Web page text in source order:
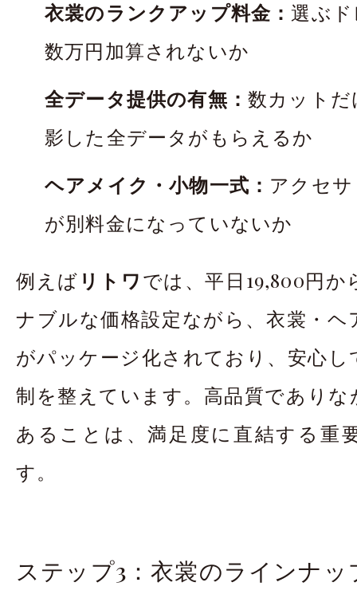
衣裳のランクアップ料金：選ぶ
数万円加算されないか
全データ提供の有無： 数カット
影した全データがもらえるか
ヘアメイク・小物一式： アクセ
が別料金になっていないか
例えば リトワでは、平日19,800円
ナブルな価格設定ながら、衣裳・ヘ
がパッケージ化されており、安心し
制を整えています。高品質でありな
あることは、満足度に直結する重
す。
ステップ3：衣裳のラインナ